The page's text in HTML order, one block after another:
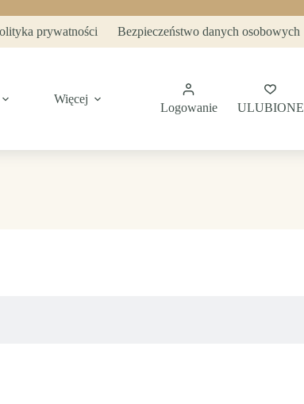
prywatności Bezpieczeństwo danych osobowych
Więcej
Logowanie ULUBIONE